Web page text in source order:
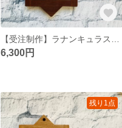
6,300円
残り1点